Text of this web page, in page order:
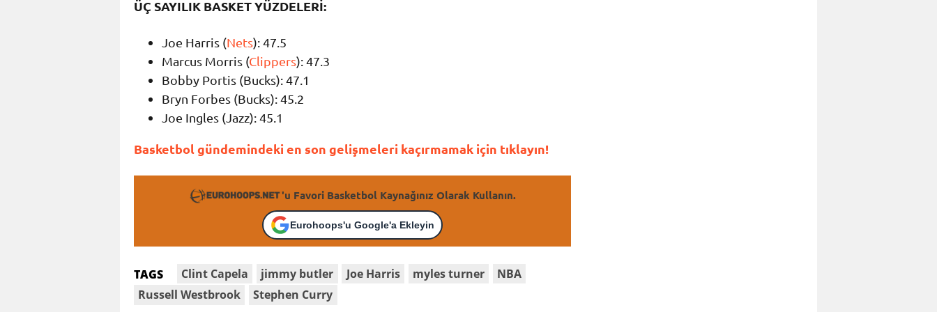
ÜÇ SAYILIK BASKET YÜZDELERİ:
Joe Harris (Nets): 47.5
Marcus Morris (Clippers): 47.3
Bobby Portis (Bucks): 47.1
Bryn Forbes (Bucks): 45.2
Joe Ingles (Jazz): 45.1
Basketbol gündemindeki en son gelişmeleri kaçırmamak için tıklayın!
'u Favori Basketbol Kaynağınız Olarak Kullanın.
Eurohoops'u Google'a Ekleyin
TAGS Clint Capela jimmy butler Joe Harris myles turner
NBA
Russell Westbrook
Stephen Curry